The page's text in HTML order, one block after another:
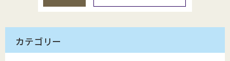
カテゴリー